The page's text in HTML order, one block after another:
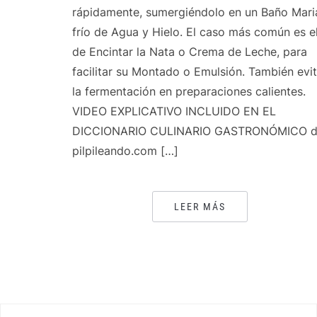
rápidamente, sumergiéndolo en un Baño
frío de Agua y Hielo. El caso más común es el
de Encintar la Nata o Crema de Leche, para
facilitar su Montado o Emulsión. También
la fermentación en preparaciones calientes.
VIDEO EXPLICATIVO INCLUIDO EN EL
DICCIONARIO CULINARIO GASTRONÓMICO
pilpileando.com […]
LEER MÁS